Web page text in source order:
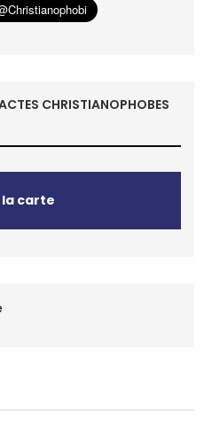
CHRISTIANOPHOBES
carte